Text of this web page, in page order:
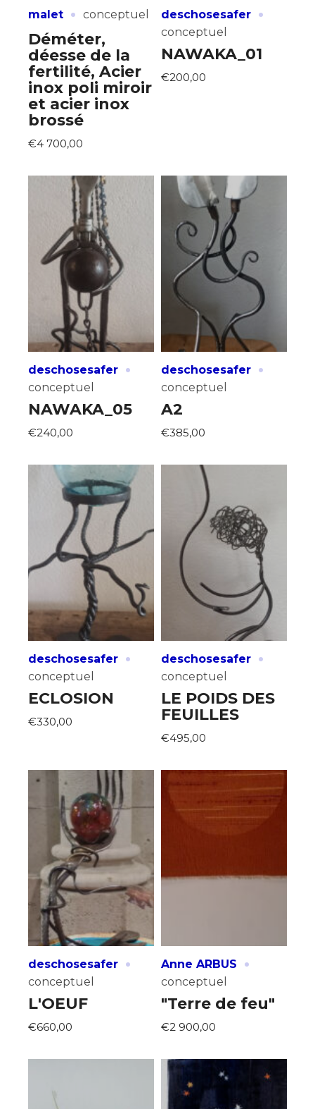
malet · conceptuel
Déméter,
déesse de la
fertilité, Acier
inox poli miroir
et acier inox
brossé
€4 700,00
deschosesafer ·
conceptuel
NAWAKA_01
€200,00
deschosesafer ·
conceptuel
NAWAKA_05
€240,00
deschosesafer ·
conceptuel
A2
€385,00
deschosesafer ·
conceptuel
ECLOSION
€330,00
deschosesafer ·
conceptuel
LE POIDS DES
FEUILLES
€495,00
deschosesafer ·
conceptuel
L'OEUF
€660,00
Anne ARBUS ·
conceptuel
"Terre de feu"
€2 900,00